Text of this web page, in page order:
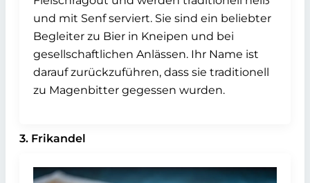
und mit Senf serviert. Sie sind ein beliebter
Begleiter zu Bier in Kneipen und bei
gesellschaftlichen Anlässen. Ihr Name ist
darauf zurückzuführen, dass sie traditionell
zu Magenbitter gegessen wurden.
3. Frikandel